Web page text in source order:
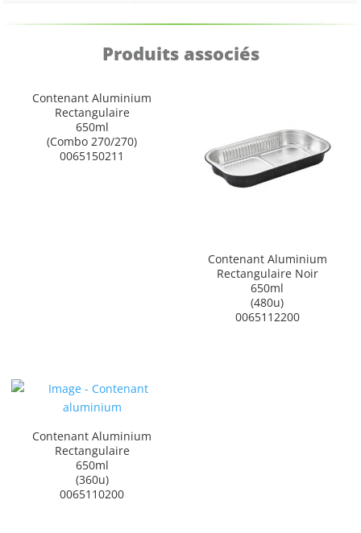
Produits associés
Contenant Aluminium
Rectangulaire
650ml
(Combo 270/270)
0065150211
Contenant Aluminium
Rectangulaire Noir
650ml
(480u)
0065112200
Contenant Aluminium
Rectangulaire
650ml
(360u)
0065110200